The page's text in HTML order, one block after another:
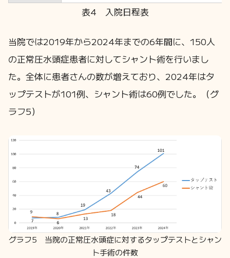
表4 入院日程表
当院では2019年から2024年までの6年間に、150人
の正常圧水頭症患者に対してシャント術を行いまし
た。全体に患者さんの数が増えており、2024年はタ
ップテストが101例、シャント術は60例でした。（グ
ラフ5）
グラフ5 当院の正常圧水頭症に対するタップテストとシャン
ト手術の件数